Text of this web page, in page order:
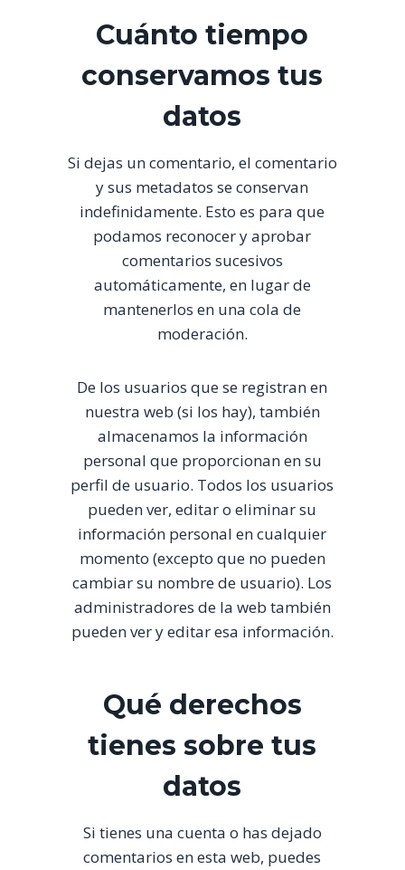
Cuánto tiempo
conservamos tus
datos
Si dejas un comentario, el comentario
y sus metadatos se conservan
indefinidamente. Esto es para que
podamos reconocer y aprobar
comentarios sucesivos
automáticamente, en lugar de
mantenerlos en una cola de
moderación.
De los usuarios que se registran en
nuestra web (si los hay), también
almacenamos la información
personal que proporcionan en su
perfil de usuario. Todos los usuarios
pueden ver, editar o eliminar su
información personal en cualquier
momento (excepto que no pueden
cambiar su nombre de usuario). Los
administradores de la web también
pueden ver y editar esa información.
Qué derechos
tienes sobre tus
datos
Si tienes una cuenta o has dejado
comentarios en esta web, puedes